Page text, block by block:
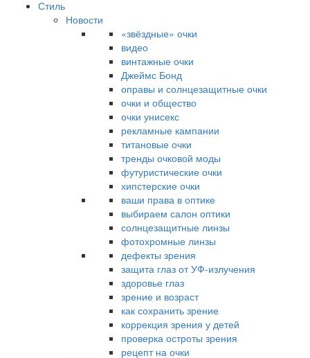
Стиль
Новости
«звёздные» очки
видео
винтажные очки
Джеймс Бонд
оправы и солнцезащитные очки
очки и общество
очки унисекс
рекламные кампании
титановые очки
тренды очковой моды
футуристические очки
хипстерские очки
ваши права в оптике
выбираем салон оптики
солнцезащитные линзы
фотохромные линзы
дефекты зрения
защита глаз от УФ-излучения
здоровье глаз
зрение и возраст
как сохранить зрение
коррекция зрения у детей
проверка остроты зрения
рецепт на очки